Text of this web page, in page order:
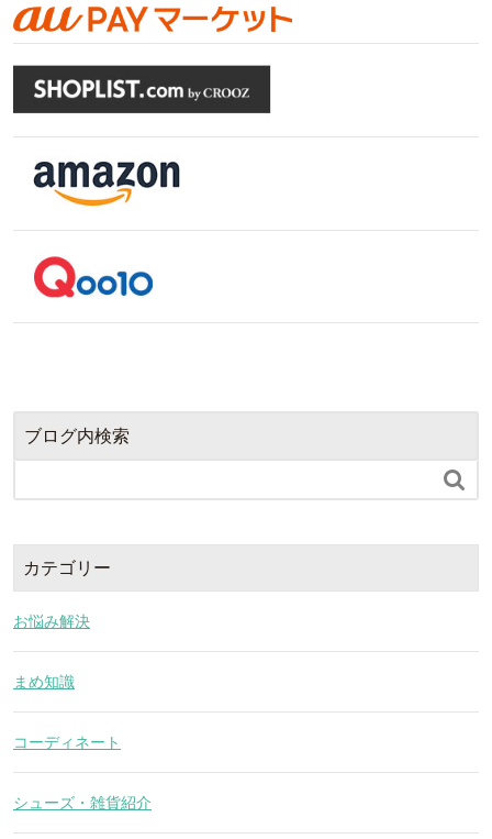
ブログ内検索

カテゴリー
お悩み解決
まめ知識
コーディネート
シューズ・雑貨紹介